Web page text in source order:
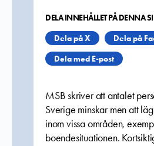
DELA INNEHÅLLET PÅ DENNA
Dela på X
Dela på
Dela med E-post
MSB skriver att antalet
Sverige minskar men att
inom vissa områden,
boendesituationen.